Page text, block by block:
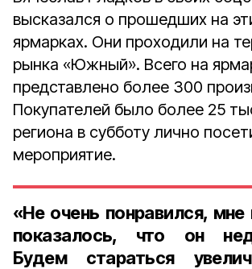
высказался о прошедших на
ярмарках. Они проходили на
рынка «Южный». Всего на
представлено более 300
Покупателей было более 25
региона в субботу лично
мероприятие.
«Не очень понравился,
показалось, что он
Будем стараться